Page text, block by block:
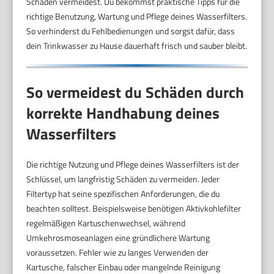
richtige Benutzung, Wartung und Pflege deines Wasserfilters.
So verhinderst du Fehlbedienungen und sorgst dafür, dass
dein Trinkwasser zu Hause dauerhaft frisch und sauber bleibt.
So vermeidest du Schäden durch
korrekte Handhabung deines
Wasserfilters
Die richtige Nutzung und Pflege deines Wasserfilters ist der
Schlüssel, um langfristig Schäden zu vermeiden. Jeder
Filtertyp hat seine spezifischen Anforderungen, die du
beachten solltest. Beispielsweise benötigen Aktivkohlefilter
regelmäßigen Kartuschenwechsel, während
Umkehrosmoseanlagen eine gründlichere Wartung
voraussetzen. Fehler wie zu langes Verwenden der
Kartusche, falscher Einbau oder mangelnde Reinigung